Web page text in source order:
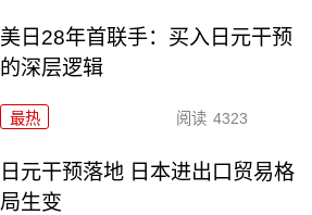
美日28年首联手：买入日元干预
的深层逻辑
最热 阅读 4323
日元干预落地 日本进出口贸易格
局生变